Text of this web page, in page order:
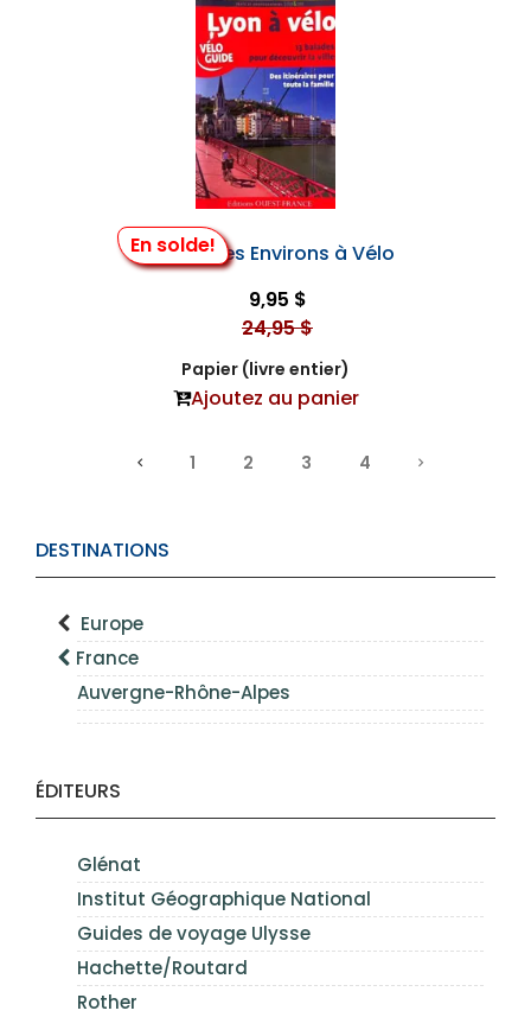
DESTINATIONS
Europe
France
Auvergne-Rhône-Alpes
ÉDITEURS
Glénat
Institut Géographique National
Guides de voyage Ulysse
Hachette/Routard
Rother
En solde!
Lyon et Ses Environs à Vélo
9,95 $
24,95 $
Papier (livre entier)
Ajoutez au panier
1 2 3 4